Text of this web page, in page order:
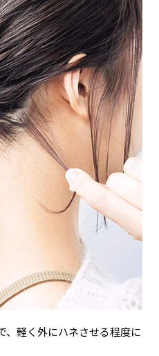
、軽く外にハネさせる程度に